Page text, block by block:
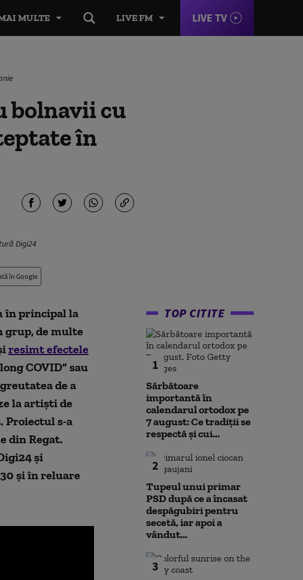
LIVE FM LIVE TV
MULTE
bolnavii cu
în
Digi24
în Google
în principal la
grup, de multe
resimt efectele
COVID” sau
de a
la artiști de
Proiectul s-a
dinRegat.
şi
și în reluare
TOP CITITE
1
Sărbătoare
importantă în
calendarul ortodox pe
7 august: Ce tradiții se
respectă și cui...
2
Tupeul unui primar
PSD după ce a încasat
despăgubiri pentru
secetă, iar apoi a
vândut...
3